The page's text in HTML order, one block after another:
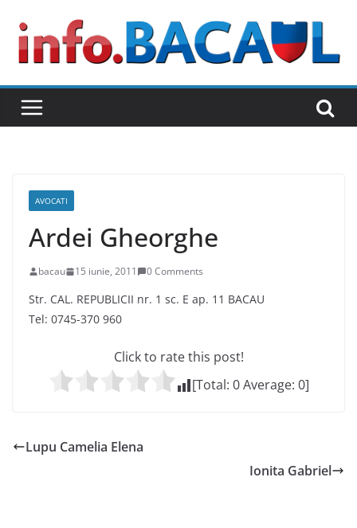
content
AVOCATI
Ardei Gheorghe
bacau 15 iunie, 2011 0 Comments
Str. CAL. REPUBLICII nr. 1 sc. E ap. 11 BACAU
Tel: 0745-370 960
Click to rate this post!
[Total: 0Average: 0]
Lupu Camelia Elena
Ionita Gabriel